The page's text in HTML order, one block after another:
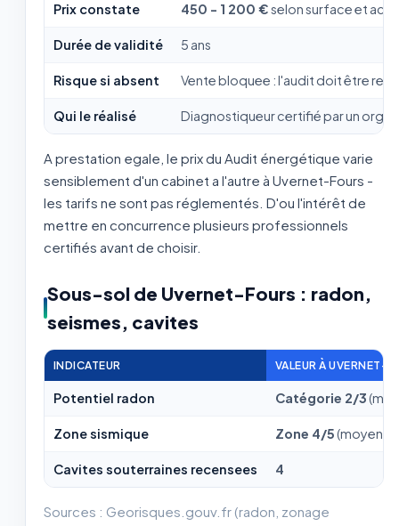
Prix constate 450 - 1 200 €selon surface et
Durée de validité 5 ans
Risque si absent Vente bloquee : l'audit doit être
Qui le réalisé Diagnostiqueur certifié par un
A prestation egale, le prix du Audit énergétique varie
sensiblement d'un cabinet a l'autre à Uvernet-Fours -
les tarifs ne sont pas réglementés. D'ou l'intérêt de
mettre en concurrence plusieurs professionnels
certifiés avant de choisir.
Sous-sol de Uvernet-Fours : radon,
seismes, cavites
INDICATEUR VALEUR À UVERNET-
Potentiel radon Catégorie 2/3
Zone sismique Zone 4/5
Cavites souterraines recensees 4
Sources : Georisques.gouv.fr (radon, zonage